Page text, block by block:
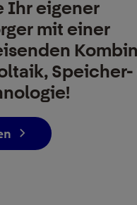
Ihr eigener
mit einer
Speicher-